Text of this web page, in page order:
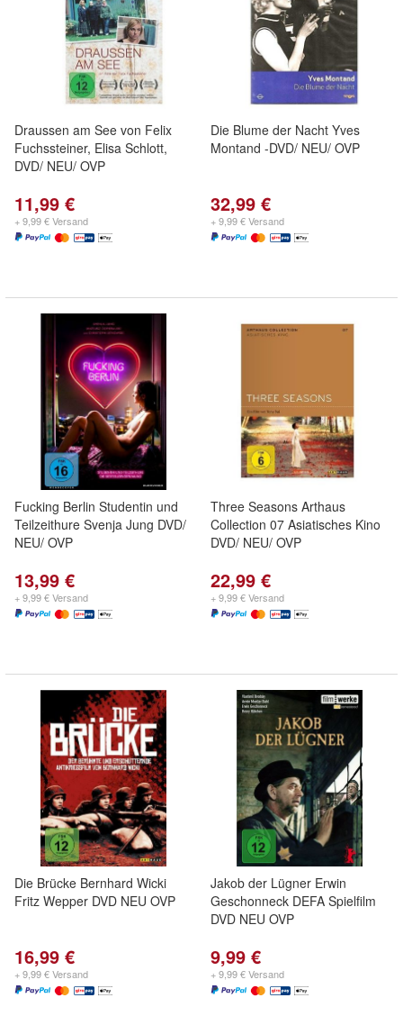
Draussen am See von Felix
Fuchssteiner, Elisa Schlott,
DVD/ NEU/ OVP
11,99 €
+ 9,99 € Versand
Die Blume der Nacht Yves
Montand -DVD/ NEU/ OVP
32,99 €
+ 9,99 € Versand
Fucking Berlin Studentin und
Teilzeithure Svenja Jung DVD/
NEU/ OVP
13,99 €
+ 9,99 € Versand
Three Seasons Arthaus
Collection 07 Asiatisches Kino
DVD/ NEU/ OVP
22,99 €
+ 9,99 € Versand
Die Brücke Bernhard Wicki
Fritz Wepper DVD NEU OVP
16,99 €
+ 9,99 € Versand
Jakob der Lügner Erwin
Geschonneck DEFA Spielfilm
DVD NEU OVP
9,99 €
+ 9,99 € Versand